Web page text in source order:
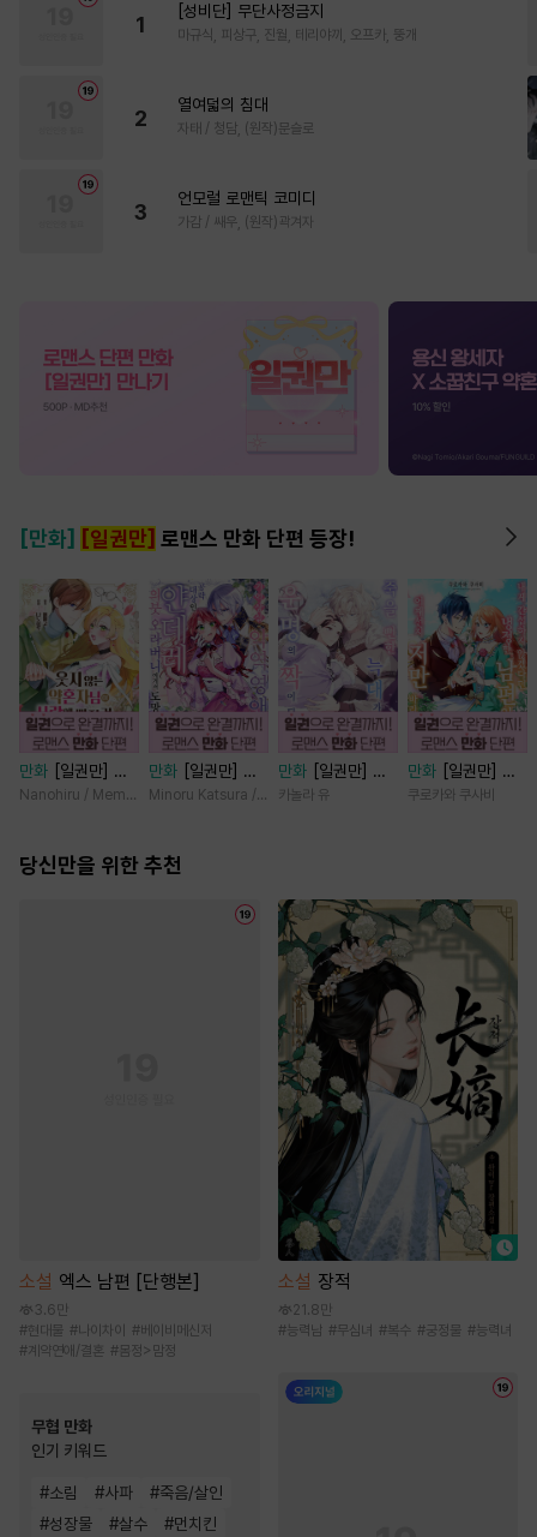
1
[성비단] 무단사정금지
마규식, 피상구, 진월, 테리야끼, 오프카, 뚱개
2
열여덟의 침대
자태 / 청담, (원작)문슬로
3
언모럴 로맨틱 코미디
가감 / 쌔우, (원작)곽겨자
[만화] [일권만] 로맨스 만화 단편 등장!
만화
[일권만] 웃
지 않는 약혼자님
습니다 [단행본]
Nanohiru / Memeko
만화
[일권만] 기
억상실 악역 영애
니에게서 도망칠
Minoru Katsura / Mizune
만화
[일권만] 죽
을 뻔한 늑대가 운
카놀라 유
만화
[일권만] 내
게 간섭하지 않겠
쿠로카와 쿠사비
당신만을 위한 추천
소설 엑스 남편 [단행본]
3.6만
#현대물 #나이차이 #베이비메신저
# 계약연애/결혼 #몸정>맘정
무협 만화
인기 키워드
#소림 #사파 #죽음/살인
#성장물 #살수 #먼치킨
소설 장적
21.8만
#능력남 #무심녀 #복수 #궁정물 #능력녀